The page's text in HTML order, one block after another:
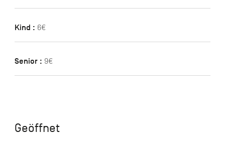
Kind : 6€
Senior : 9€
Geöffnet